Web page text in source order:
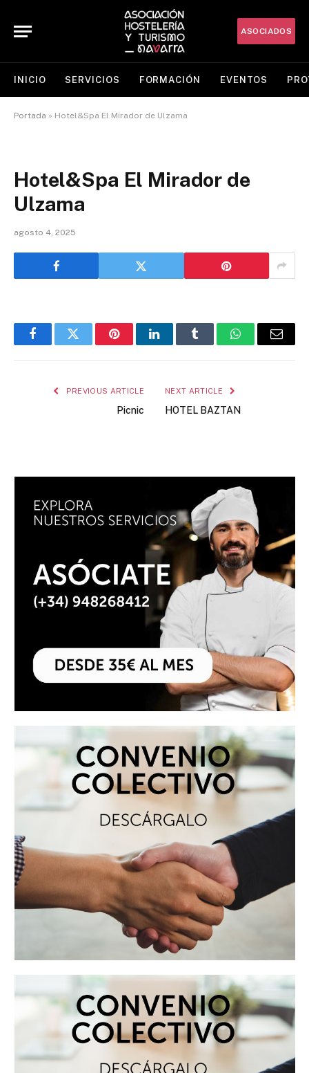
ASOCIADOS
INICIO SERVICIOS FORMACIÓN EVENTOS
Portada » Hotel&Spa El Mirador de Ulzama
Hotel&Spa El Mirador de
Ulzama
agosto 4, 2025
FacebookTwitter PinterestLinkedInTumblr WhatsAppEmail
PREVIOUS ARTICLE
Picnic
NEXT ARTICLE
HOTEL BAZTAN